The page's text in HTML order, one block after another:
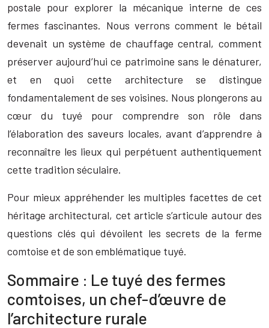
postale pour explorer la mécanique interne de ces
fermes fascinantes. Nous verrons comment le bétail
devenait un système de chauffage central, comment
préserver aujourd’hui ce patrimoine sans le dénaturer,
et en quoi cette architecture se distingue
fondamentalement de ses voisines. Nous plongerons au
cœur du tuyé pour comprendre son rôle dans
l’élaboration des saveurs locales, avant d’apprendre à
reconnaître les lieux qui perpétuent authentiquement
cette tradition séculaire.
Pour mieux appréhender les multiples facettes de cet
héritage architectural, cet article s’articule autour des
questions clés qui dévoilent les secrets de la ferme
comtoise et de son emblématique tuyé.
Sommaire : Le tuyé des fermes
comtoises, un chef-d’œuvre de
l’architecture rurale